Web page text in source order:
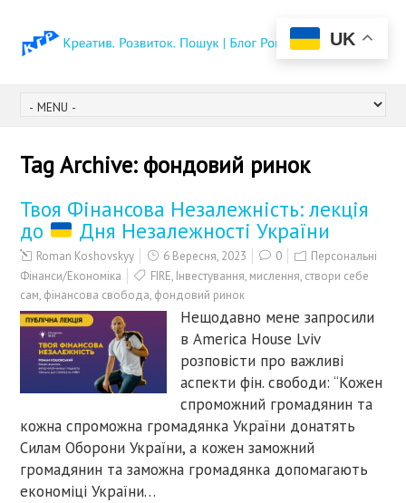
Tag Archive: фондовий ринок
Твоя Фінансова Незалежність: лекція
до
Дня Незалежності України
Roman Koshovskyy 6 Вересня, 2023 0
Персональні
Фінанси/Економіка
FIRE, Інвестування, мислення, створи себе
сам, фінансова свобода, фондовий ринок
Нещодавно мене запросили
в America House Lviv
розповісти про важливі
аспекти фін. свободи: “Кожен
спроможний громадянин та
кожна спроможна громадянка України донатять
Силам Оборони України, а кожен заможний
громадянин та заможна громадянка допомагають
економіці України…
UK